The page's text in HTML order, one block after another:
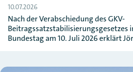
10.07.2026
Nach der Verabschiedung des GKV-
Beitragssatzstabilisierungsgesetzes
Bundestag am 10. Juli 2026 erklärt